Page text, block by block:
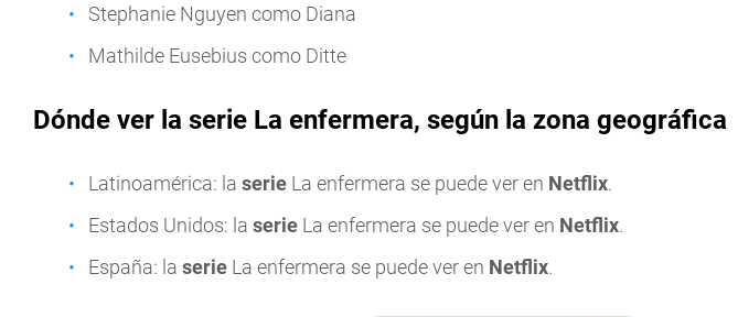
Stephanie Nguyen como Diana
Mathilde Eusebius como Ditte
Dónde ver la serie La enfermera, según la zona geográfica
Latinoamérica: la serie La enfermera se puede ver en Netflix.
Estados Unidos: la serie La enfermera se puede ver en Netflix.
España: la serie La enfermera se puede ver en Netflix.